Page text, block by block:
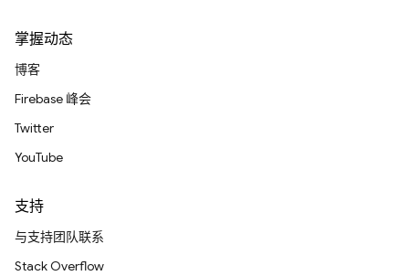
掌握动态
博客
Firebase 峰会
Twitter
YouTube
支持
与支持团队联系
Stack Overflow